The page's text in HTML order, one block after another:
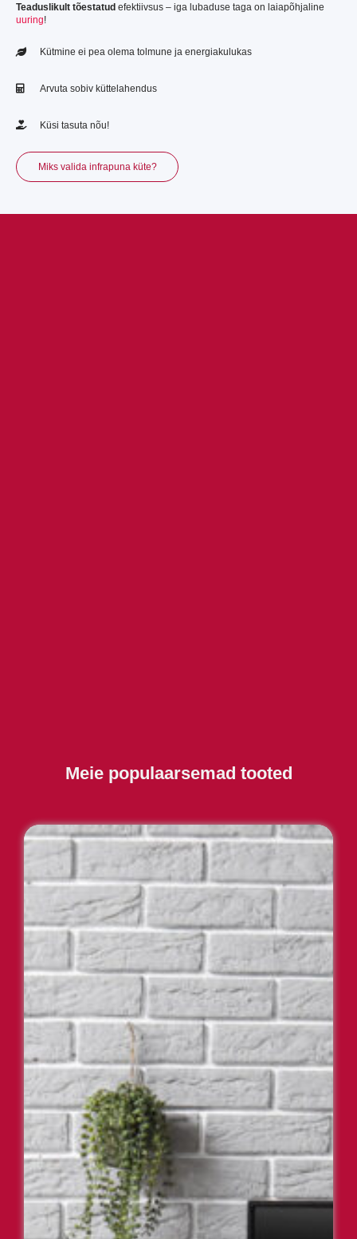
Teaduslikult tõestatud efektiivsus – iga lubaduse taga on laiapõhjaline
uuring!
Kütmine ei pea olema tolmune ja energiakulukas
Arvuta sobiv küttelahendus
Küsi tasuta nõu!
Miks valida infrapuna küte?
Meie populaarsemad tooted